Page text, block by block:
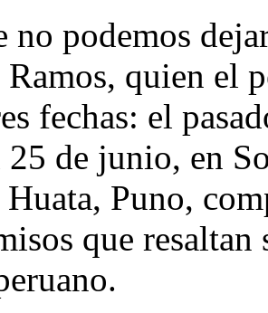
no podemos
quien el
fechas: el
de junio, en
Puno,
que